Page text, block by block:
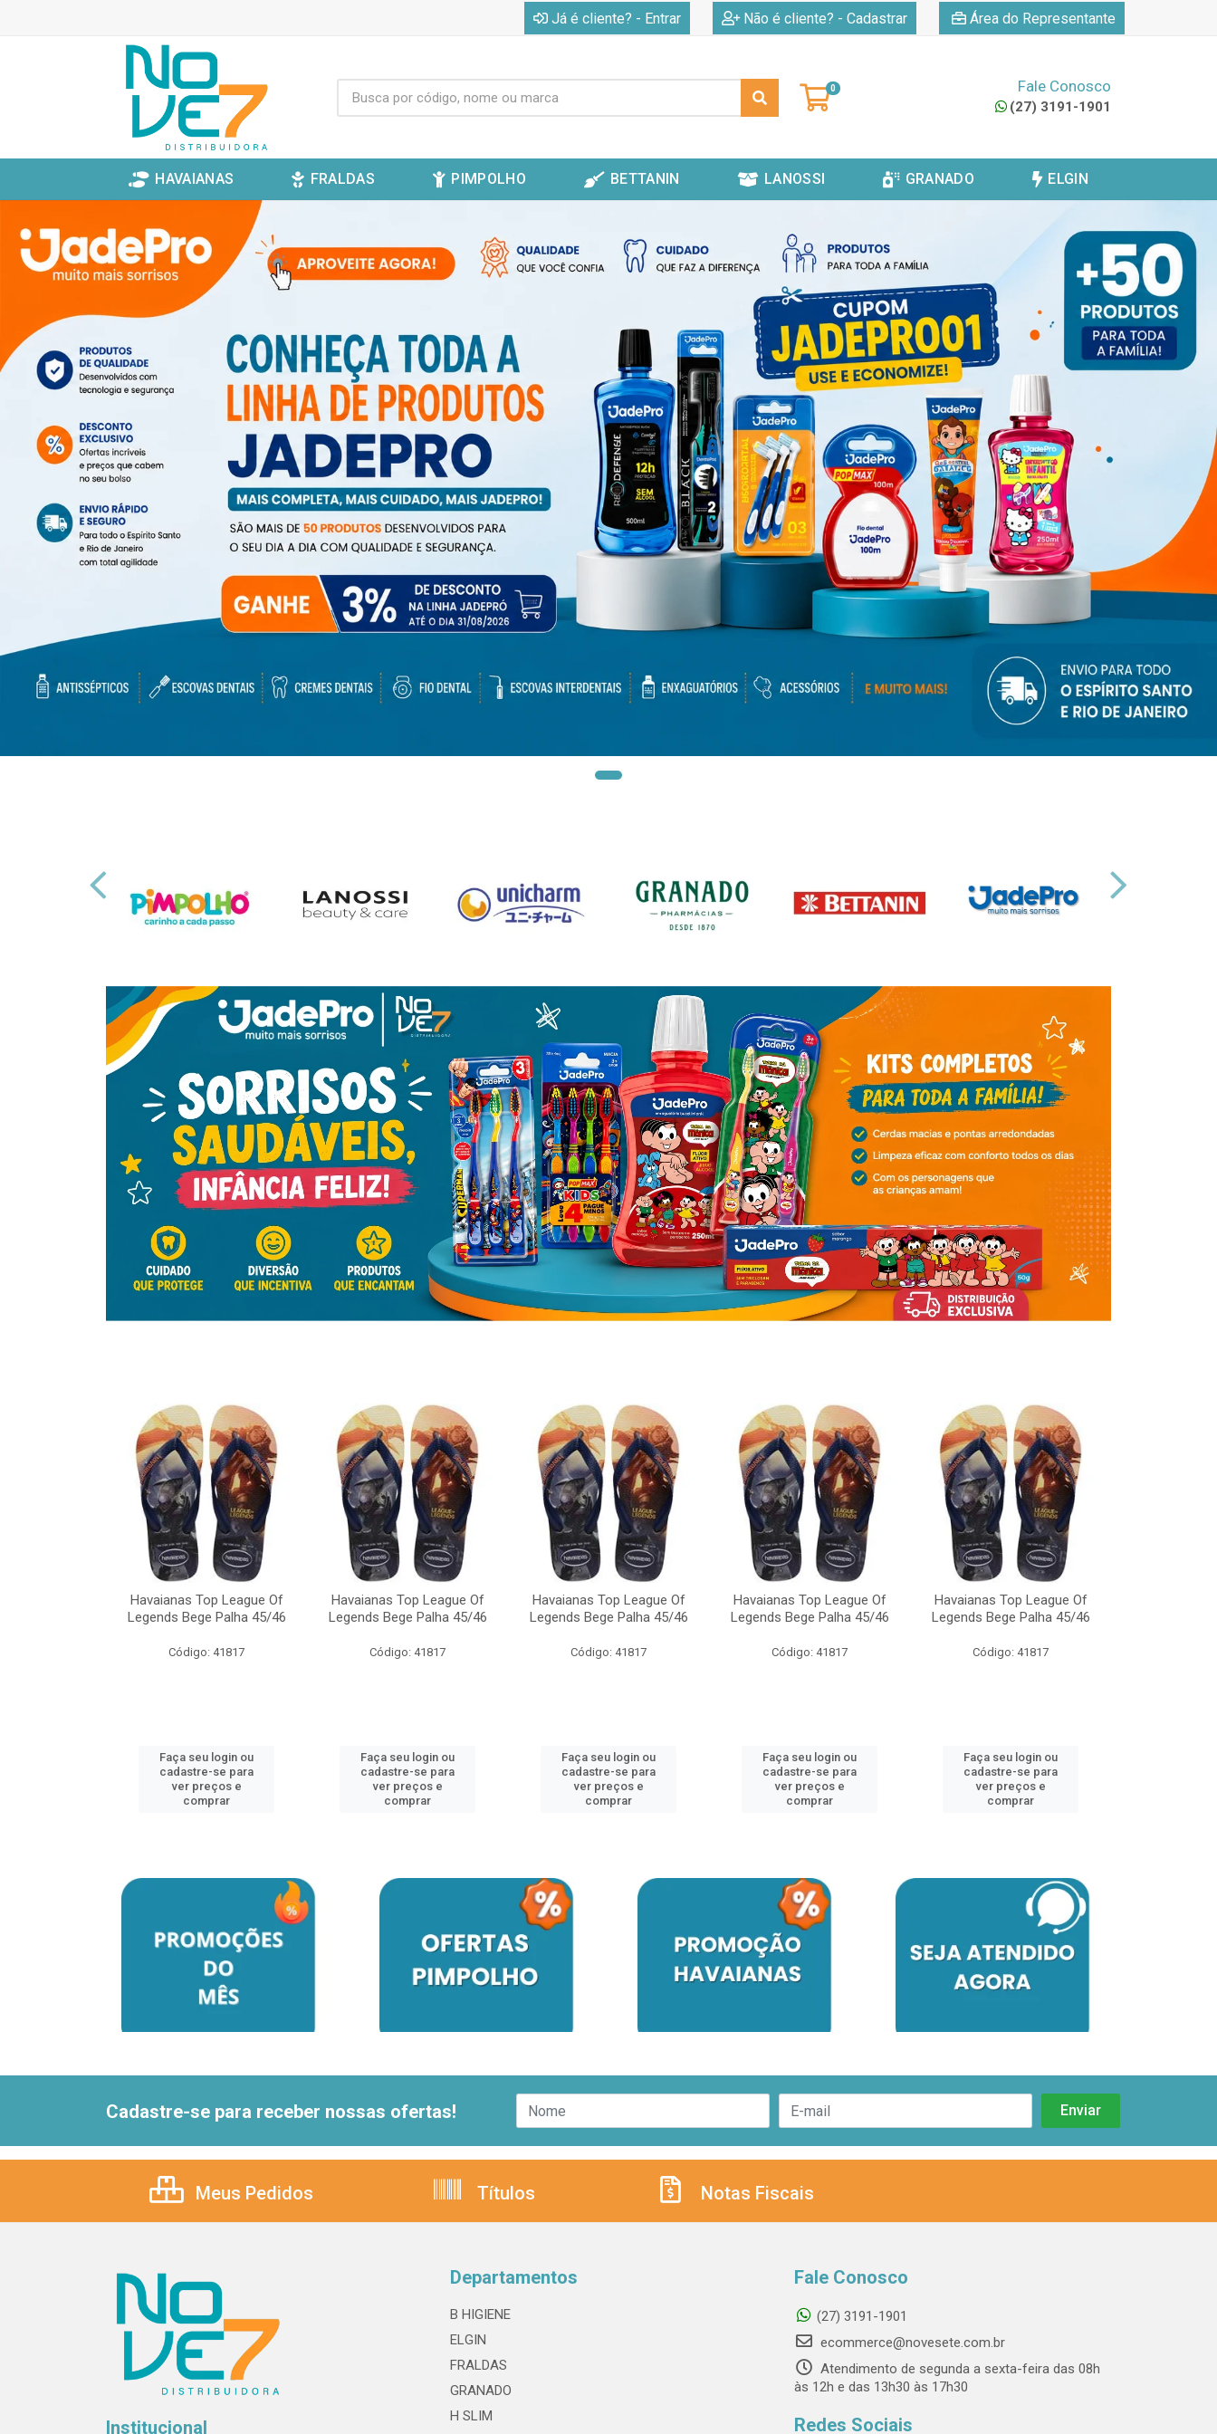
Já é cliente? - Entrar Não é cliente? - Cadastrar Área do Representante
0 Fale Conosco
(27) 3191-1901
HAVAIANAS FRALDAS PIMPOLHO BETTANIN LANOSSI GRANADO ELGIN
Havaianas Top League Of
Legends Bege Palha 45/46
Código: 41817
Faça seu login ou
cadastre-se para
ver preços e
comprar
Havaianas Top League Of
Legends Bege Palha 45/46
Código: 41817
Faça seu login ou
cadastre-se para
ver preços e
comprar
Havaianas Top League Of
Legends Bege Palha 45/46
Código: 41817
Faça seu login ou
cadastre-se para
ver preços e
comprar
Havaianas Top League Of
Legends Bege Palha 45/46
Código: 41817
Faça seu login ou
cadastre-se para
ver preços e
comprar
Havaianas Top League Of
Legends Bege Palha 45/46
Código: 41817
Faça seu login ou
cadastre-se para
ver preços e
comprar
Cadastre-se para receber nossas ofertas!
Meus Pedidos Títulos Notas Fiscais
Institucional
Departamentos
B HIGIENE
ELGIN
FRALDAS
GRANADO
H SLIM
Fale Conosco
(27) 3191-1901
ecommerce@novesete.com.br
Atendimento de segunda a sexta-feira das 08h
às 12h e das 13h30 às 17h30
Redes Sociais